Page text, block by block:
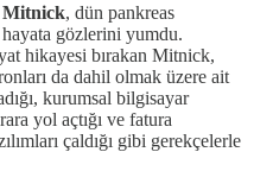
Mitnick, dün pankreas
gözlerini yumdu.
hikayesi bırakan Mitnick,
da dahil olmak üzere ait
kurumsal bilgisayar
yol açtığı ve fatura
çaldığı gibi gerekçelerle